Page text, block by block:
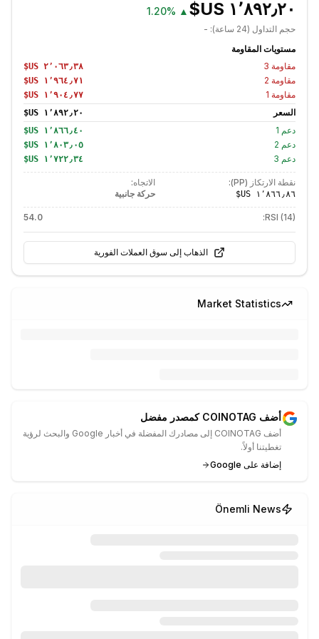
▲
1.20%
حجم التداول (24 ساعة):
-
مستويات المقاومة
مقاومة 3
مقاومة 2
مقاومة 1
السعر
دعم 1
دعم 2
دعم 3
نقطة الارتكاز (PP):
الاتجاه:
حركة جانبية
RSI (14):
54.0
الذهاب إلى سوق العملات الفورية
Market Statistics
أضف COINOTAG كمصدر مفضل
أضف COINOTAG إلى مصادرك المفضلة في أخبار Google والبحث لرؤية
تغطيتنا أولاً.
إضافة على Google
Önemli News